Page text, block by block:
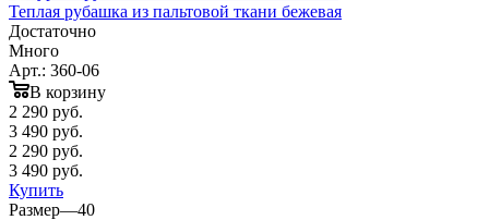
Теплая рубашка из пальтовой ткани бежевая
Достаточно
Много
Арт.: 360-06
В корзину
2 290 руб.
3 490 руб.
2 290 руб.
3 490 руб.
Купить
Размер—40